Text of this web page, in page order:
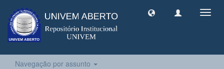
Navegação por assunto